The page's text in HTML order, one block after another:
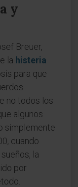
y
Breuer,
la histeria
para que
no todos los
algunos
simplemente
cuando
la
por